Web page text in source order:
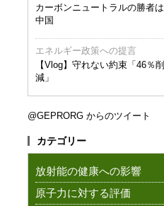
カーボンニュートラルの勝者は
中国
エネルギー政策への提言
【Vlog】守れない約束「46％削
減」
@GEPRORG からのツイート
カテゴリー
放射能の健康への影響
原子力に対する評価